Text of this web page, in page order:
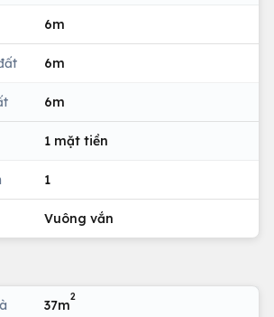
6m
6m
6m
1 mặt tiền
1
Vuông vắn
37m
2